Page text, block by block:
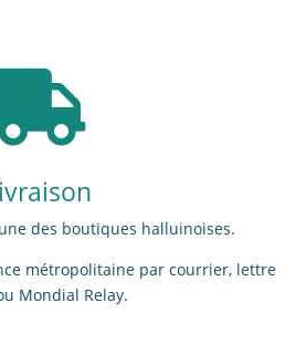
des boutiques halluinoises.
métropolitaine par courrier, lettre
Mondial Relay.